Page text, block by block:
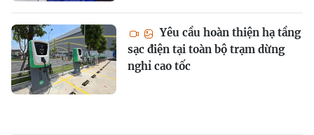
Yêu cầu hoàn thiện hạ tầng
sạc điện tại toàn bộ trạm dừng
nghỉ cao tốc